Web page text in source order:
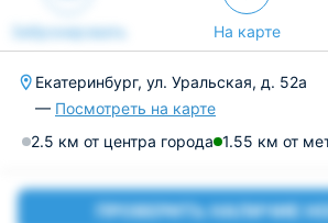
Забронировать На карте
Екатеринбург, ул. Уральская, д. 52а
— Посмотреть на карте
2.5 км от центра города 1.55 км от
ПРОВЕРИТЬ НАЛИЧИЕ